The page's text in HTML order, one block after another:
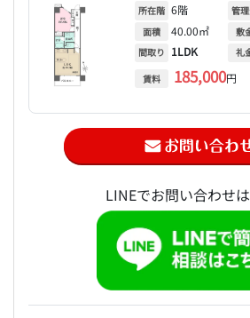
所在階 6階
面積 40.00㎡
間取り 1LDK
賃料 185,000円
管
敷
礼
LINEでお問い合わせ